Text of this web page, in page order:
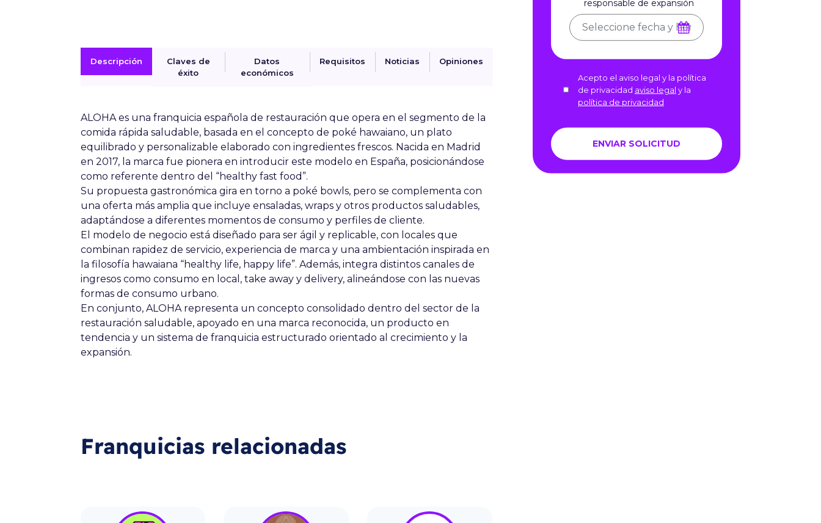
Descripción
Claves de
éxito
Datos
económicos
Requisitos Noticias Opiniones
ALOHA es una franquicia española de restauración que opera en el segmento de la
comida rápida saludable, basada en el concepto de poké hawaiano, un plato
equilibrado y personalizable elaborado con ingredientes frescos. Nacida en Madrid
en 2017, la marca fue pionera en introducir este modelo en España, posicionándose
como referente dentro del “healthy fast food”.
Su propuesta gastronómica gira en torno a poké bowls, pero se complementa con
una oferta más amplia que incluye ensaladas, wraps y otros productos saludables,
adaptándose a diferentes momentos de consumo y perfiles de cliente.
El modelo de negocio está diseñado para ser ágil y replicable, con locales que
combinan rapidez de servicio, experiencia de marca y una ambientación inspirada en
la filosofía hawaiana “healthy life, happy life”. Además, integra distintos canales de
ingresos como consumo en local, take away y delivery, alineándose con las nuevas
formas de consumo urbano.
En conjunto, ALOHA representa un concepto consolidado dentro del sector de la
restauración saludable, apoyado en una marca reconocida, un producto en
tendencia y un sistema de franquicia estructurado orientado al crecimiento y la
expansión.
Franquicias relacionadas
responsable de expansión
Acepto el aviso legal y la política
de privacidad aviso legal y la
política de privacidad